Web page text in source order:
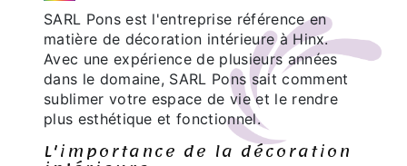
SARL Pons est l'entreprise référence en
matière de décoration intérieure à Hinx.
Avec une expérience de plusieurs années
dans le domaine, SARL Pons sait comment
sublimer votre espace de vie et le rendre
plus esthétique et fonctionnel.
L'importance de la décoration